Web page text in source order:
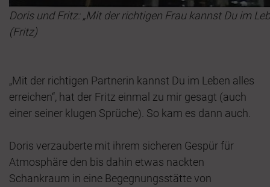
Doris und Fritz: „Mit der richtigen Frau kannst Du im
(Fritz)
„Mit der richtigen Partnerin kannst Du im Leben alles
erreichen“, hat der Fritz einmal zu mir gesagt (auch
einer seiner klugen Sprüche). So kam es dann auch.
Doris verzauberte mit ihrem sicheren Gespür für
Atmosphäre den bis dahin etwas nackten
Schankraum in eine Begegnungsstätte von